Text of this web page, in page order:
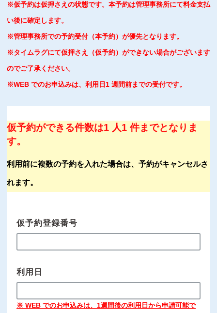
※仮予約は仮押さえの状態です。本予約は管理事務所にて料金支払
い後に確定します。
※管理事務所での予約受付（本予約）が優先となります。
※タイムラグにて仮押さえ（仮予約）ができない場合がございます
のでご了承ください。
※WEB でのお申込みは、利用日1 週間前までの受付です。
仮予約ができる件数は1 人1 件までとなりま
す。
利用前に複数の予約を入れた場合は、予約がキャンセルさ
れます。
仮予約登録番号
利用日
※ WEB でのお申込みは、1週間後の利用日から申請可能で